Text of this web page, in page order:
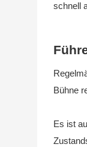
schnell
Bühne
Es ist